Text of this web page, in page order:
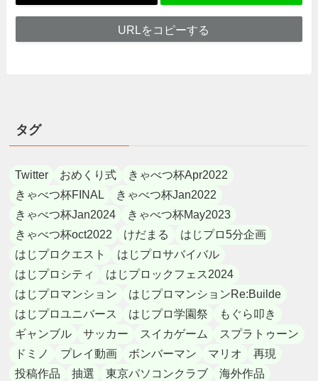
URLをコピーする
タグ
Twitter おめくり式
きゃべつ杯Apr2022
きゃべつ杯FINAL
きゃべつ杯Jan2022
きゃべつ杯Jan2024
きゃべつ杯May2023
きゃべつ杯oct2022
けだまる
はじプロ5分企画
はじプロクエスト
はじプロサバイバル
はじプロシティ
はじプロックフェス2024
はじプロマンション
はじプロマンションRe:Builde
はじプロユニバース
はじプロ学園祭
もぐら叩き
ギャンブル
サッカー スイカゲーム
スプラトゥーン
ドミノ
プレイ動画 ボンバーマン マリオ
再現
投稿作品
抽選 東京パソコンクラブ
海外作品